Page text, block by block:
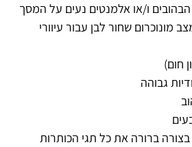
ו/או אלמנטים נעים על המסך
מונוכרום שחור לבן עבור עיוורי
חום)
גבוהה
ברורה את כל תגי הכותרות